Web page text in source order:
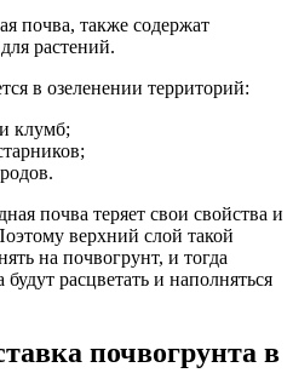
почва, также содержат
растений.
в озеленении территорий:
клумб;
почва теряет свои свойства и
верхний слой такой
на почвогрунт, и тогда
расцветать и наполняться
почвогрунта в